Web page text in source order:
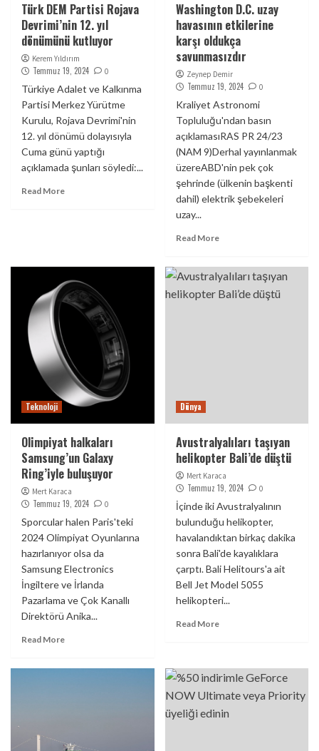
Türk DEM Partisi Rojava
Devrimi’nin 12. yıl
dönümünü kutluyor
Kerem Yıldırım
Temmuz 19, 2024 0
Türkiye Adalet ve Kalkınma
Partisi Merkez Yürütme
Kurulu, Rojava Devrimi'nin
12. yıl dönümü dolayısıyla
Cuma günü yaptığı
açıklamada şunları söyledi:...
Read More
Washington D.C. uzay
havasının etkilerine
karşı oldukça
savunmasızdır
Zeynep Demir
Temmuz 19, 2024 0
Kraliyet Astronomi
Topluluğu'ndan basın
açıklamasıRAS PR 24/23
(NAM 9)Derhal yayınlanmak
üzereABD'nin pek çok
şehrinde (ülkenin başkenti
dahil) elektrik şebekeleri
uzay...
Read More
Teknoloji
Olimpiyat halkaları
Samsung’un Galaxy
Ring’iyle buluşuyor
Mert Karaca
Temmuz 19, 2024 0
Sporcular halen Paris'teki
2024 Olimpiyat Oyunlarına
hazırlanıyor olsa da
Samsung Electronics
İngiltere ve İrlanda
Pazarlama ve Çok Kanallı
Direktörü Anika...
Read More
Dünya
Avustralyalıları taşıyan
helikopter Bali’de düştü
Mert Karaca
Temmuz 19, 2024 0
İçinde iki Avustralyalının
bulunduğu helikopter,
havalandıktan birkaç dakika
sonra Bali'de kayalıklara
çarptı. Bali Helitours'a ait
Bell Jet Model 5055
helikopteri...
Read More